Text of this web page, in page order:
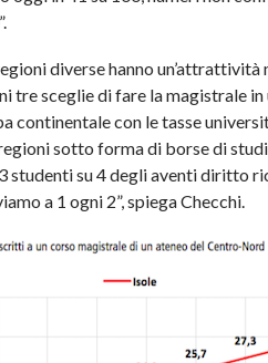
diverse hanno
tre sceglie di fare la magistrale in
continentale con le tasse
sotto forma di borse di
studenti su 4 degli aventi diritto
a 1 ogni 2”, spiega Checchi.